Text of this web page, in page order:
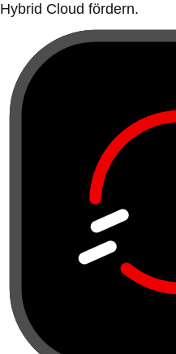
Hybrid Cloud fördern.